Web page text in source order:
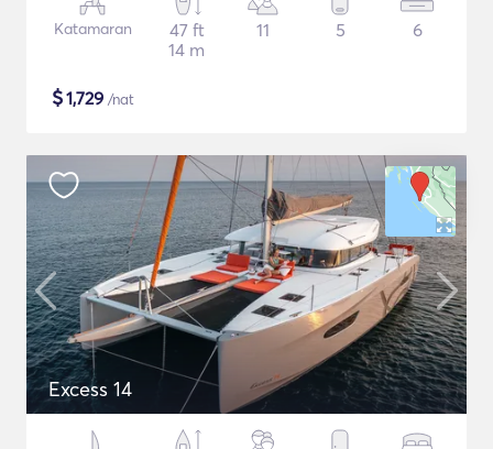
Katamaran
47 ft
14 m
11 5 6
$1,729 /nat
Excess 14